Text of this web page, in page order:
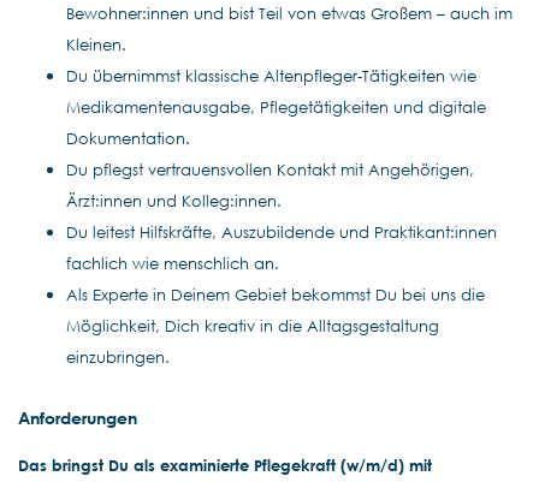
Bewohner:innen und bist Teil von etwas Großem – auch im
Kleinen.
Du übernimmst klassische Altenpfleger-Tätigkeiten wie
Medikamentenausgabe, Pflegetätigkeiten und digitale
Dokumentation.
Du pflegst vertrauensvollen Kontakt mit Angehörigen,
Ärzt:innen und Kolleg:innen.
Du leitest Hilfskräfte, Auszubildende und Praktikant:innen
fachlich wie menschlich an.
Als Experte in Deinem Gebiet bekommst Du bei uns die
Möglichkeit, Dich kreativ in die Alltagsgestaltung
einzubringen.
Anforderungen
Das bringst Du als examinierte Pflegekraft (w/m/d) mit